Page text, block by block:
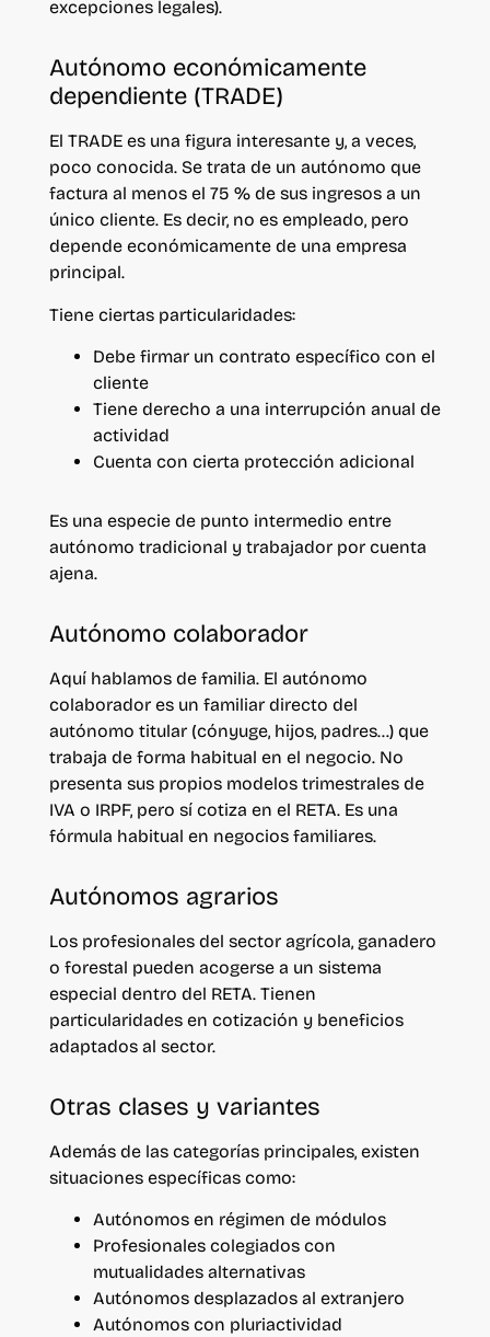
excepciones legales).
Autónomo económicamente
dependiente (TRADE)
El TRADE es una figura interesante y, a veces,
poco conocida. Se trata de un autónomo que
factura al menos el 75 % de sus ingresos a un
único cliente. Es decir, no es empleado, pero
depende económicamente de una empresa
principal.
Tiene ciertas particularidades:
Debe firmar un contrato específico con el
cliente
Tiene derecho a una interrupción anual de
actividad
Cuenta con cierta protección adicional
Es una especie de punto intermedio entre
autónomo tradicional y trabajador por cuenta
ajena.
Autónomo colaborador
Aquí hablamos de familia. El autónomo
colaborador es un familiar directo del
autónomo titular (cónyuge, hijos, padres…) que
trabaja de forma habitual en el negocio. No
presenta sus propios modelos trimestrales de
IVA o IRPF, pero sí cotiza en el RETA. Es una
fórmula habitual en negocios familiares.
Autónomos agrarios
Los profesionales del sector agrícola, ganadero
o forestal pueden acogerse a un sistema
especial dentro del RETA. Tienen
particularidades en cotización y beneficios
adaptados al sector.
Otras clases y variantes
Además de las categorías principales, existen
situaciones específicas como:
Autónomos en régimen de módulos
Profesionales colegiados con
mutualidades alternativas
Autónomos desplazados al extranjero
Autónomos con pluriactividad